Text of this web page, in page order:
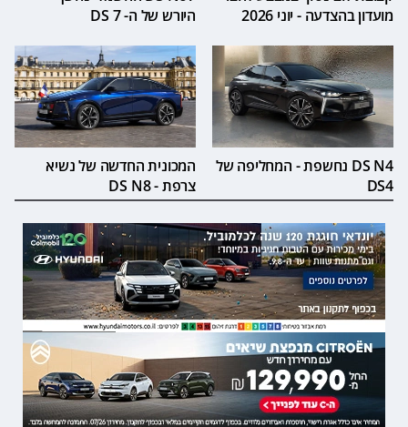
מועדון בהצדעה - יוני 2026
היורש של ה- DS 7
DS N4 נחשפת - המחליפה של
DS4
המכונית החדשה של נשיא
צרפת - DS N8